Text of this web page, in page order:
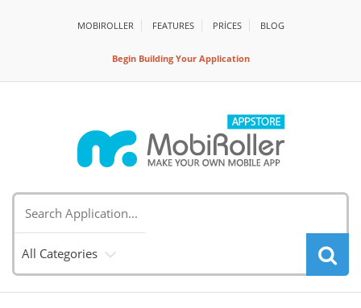
MOBIROLLER FEATURES PRİCES BLOG
Begin Building Your Application
All Categories